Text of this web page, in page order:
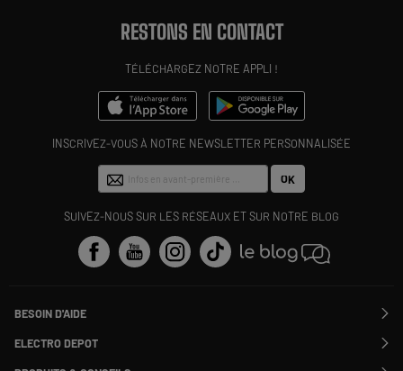
RESTONS EN CONTACT
TÉLÉCHARGEZ NOTRE APPLI !
INSCRIVEZ-VOUS À NOTRE NEWSLETTER PERSONNALISÉE
OK
SUIVEZ-NOUS SUR LES RÉSEAUX ET SUR NOTRE BLOG
BESOIN D'AIDE
Suivre ma commande
Modifier ou annuler ma commande
ELECTRO DEPOT